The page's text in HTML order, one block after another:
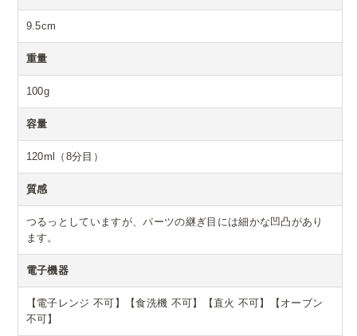
9.5cm
重量
100g
容量
120ml（8分目）
質感
つるっとしていますが、パーツの継ぎ目には細かな凹凸があり
ます。
電子機器
【電子レンジ 不可】【食洗機 不可】【直火 不可】【オーブン
不可】